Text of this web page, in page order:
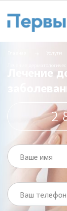
Услуги
Лечение
Лечение
2
Ваше имя
Ваш телефон